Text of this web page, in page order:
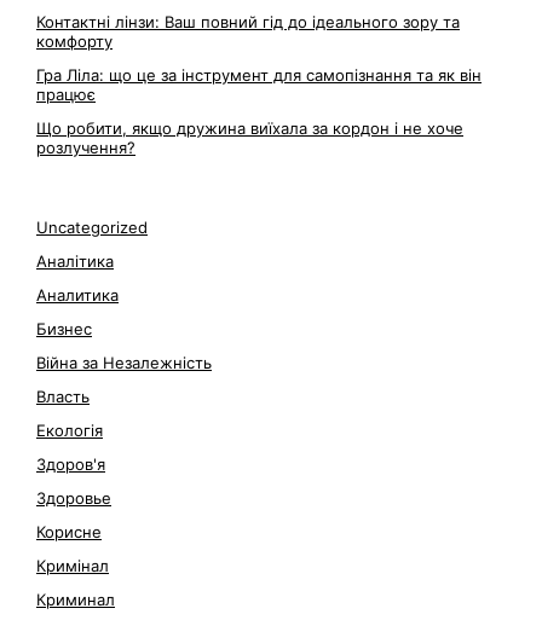
Контактні лінзи: Ваш повний гід до ідеального зору та
комфорту
Гра Ліла: що це за інструмент для самопізнання та як він
працює
Що робити, якщо дружина виїхала за кордон і не хоче
розлучення?
Uncategorized
Аналітика
Аналитика
Бизнес
Війна за Незалежність
Власть
Екологія
Здоров'я
Здоровье
Корисне
Кримінал
Криминал